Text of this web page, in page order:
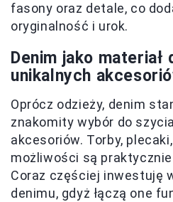
fasony oraz detale, co
oryginalność i urok.
Denim jako
unikalnych
Oprócz odzieży, denim
znakomity wybór do
akcesoriów. Torby,
możliwości są
Coraz częściej inwestuję
denimu, gdyż łączą one